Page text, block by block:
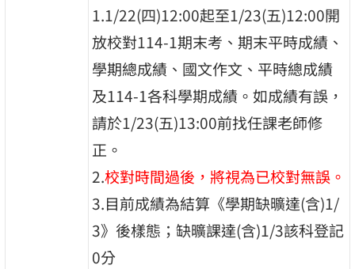
1.1/22(四)12:00起至1/23(五)12:00開
放校對114-1期末考、期末平時成績、
學期總成績、國文作文、平時總成績
及114-1各科學期成績。如成績有誤，
請於1/23(五)13:00前找任課老師修
正。
2.校對時間過後，將視為已校對無誤。
3.目前成績為結算《學期缺曠達(含)1/
3》後樣態；缺曠課達(含)1/3該科登記
0分